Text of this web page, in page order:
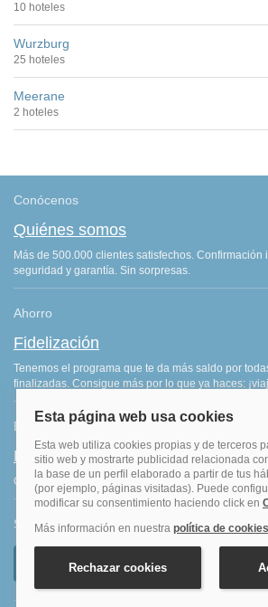
10 hoteles
Wurzburg
25 hoteles
Meerane
2 hoteles
Conócenos
Quiénes somos
Más de 500.000 clientes satisfechos. Confirmación
seguridad y garantía. Sin sorpresas.
Ahorro
Fidelización
Tenemos el programa que te da más saldo por
finalizadas. Consigue más por lo que ya haces:
Blog de viajes
Blog hoteles y viajes
Consejos de viajes, ofertas de hoteles y últimas
Síguenos